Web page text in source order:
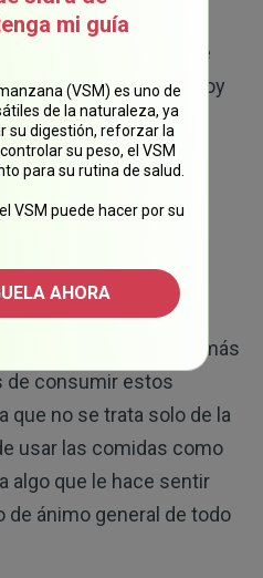
y hábitos le
y mantienen ese
Lo que come hoy
cuestión de horas y
siguiente.
en el estado de
de comer ciertos
de la Universidad de
se produce una
personas se sienten más
de consumir estos
que no se trata solo de la
usar las comidas como
algo que le hace sentir
de ánimo general de todo
mi guía
(VSM) es uno de
de la naturaleza, ya
su digestión, reforzar la
su peso, el VSM
para su rutina de salud.
VSM puede hacer por su
AHORA